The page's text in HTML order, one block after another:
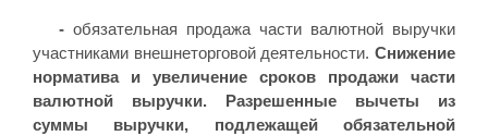
- обязательная продажа части валютной выручки
участниками внешнеторговой деятельности. Снижение
норматива и увеличение сроков продажи части
валютной выручки. Разрешенные вычеты из
суммы выручки, подлежащей обязательной